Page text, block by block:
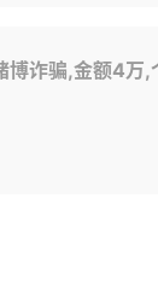
诈骗,金额4万,